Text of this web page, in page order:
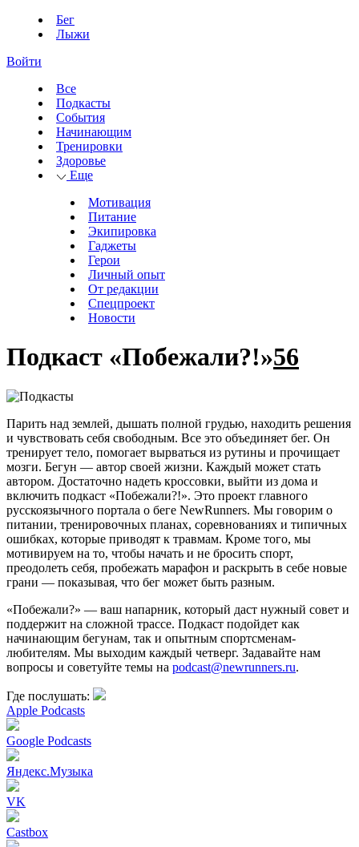
Бег
Лыжи
Войти
Все
Подкасты
События
Начинающим
Тренировки
Здоровье
Еще
Мотивация
Питание
Экипировка
Гаджеты
Герои
Личный опыт
От редакции
Спецпроект
Новости
Подкаст «Побежали?!»56
Парить над землей, дышать полной грудью, находить решения
и чувствовать себя свободным. Все это объединяет бег. Он
тренирует тело, помогает вырваться из рутины и прочищает
мозги. Бегун — автор своей жизни. Каждый может стать
автором. Достаточно надеть кроссовки, выйти из дома и
включить подкаст «Побежали?!». Это проект главного
русскоязычного портала о беге NewRunners. Мы говорим о
питании, тренировочных планах, соревнованиях и типичных
ошибках, которые приводят к травмам. Кроме того, мы
мотивируем на то, чтобы начать и не бросить спорт,
преодолеть себя, пробежать марафон и раскрыть в себе новые
грани — показывая, что бег может быть разным.
«Побежали?» — ваш напарник, который даст нужный совет и
поддержит на сложной трассе. Подкаст подойдет как
начинающим бегунам, так и опытным спортсменам-
любителям. Мы выходим каждый четверг. Задавайте нам
вопросы и советуйте темы на podcast@newrunners.ru.
Где послушать:
Apple Podcasts
Google Podcasts
Яндекс.Музыка
VK
Castbox